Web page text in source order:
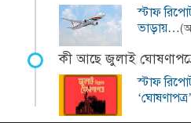
স্টাফ
ভাড়ায়…
কী আছে জুলাই
স্টাফ